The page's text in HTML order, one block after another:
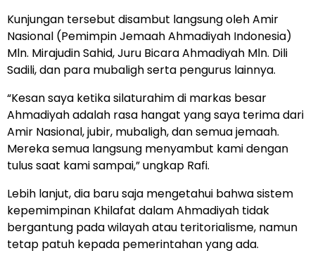
Kunjungan tersebut disambut langsung oleh Amir
Nasional (Pemimpin Jemaah Ahmadiyah Indonesia)
Mln. Mirajudin Sahid, Juru Bicara Ahmadiyah Mln. Dili
Sadili, dan para mubaligh serta pengurus lainnya.
“Kesan saya ketika silaturahim di markas besar
Ahmadiyah adalah rasa hangat yang saya terima dari
Amir Nasional, jubir, mubaligh, dan semua jemaah.
Mereka semua langsung menyambut kami dengan
tulus saat kami sampai,” ungkap Rafi.
Lebih lanjut, dia baru saja mengetahui bahwa sistem
kepemimpinan Khilafat dalam Ahmadiyah tidak
bergantung pada wilayah atau teritorialisme, namun
tetap patuh kepada pemerintahan yang ada.